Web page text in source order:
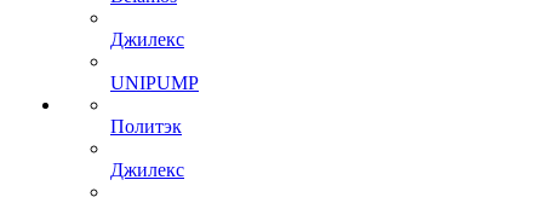
Джилекс
UNIPUMP
Политэк
Джилекс